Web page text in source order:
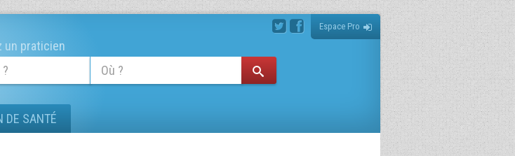
Espace Pro
un praticien
DE SANTÉ